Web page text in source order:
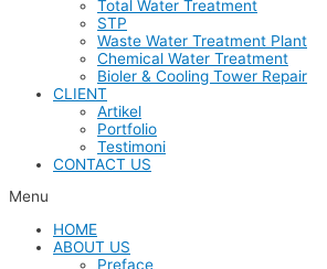
Total Water Treatment
STP
Waste Water Treatment Plant
Chemical Water Treatment
Bioler & Cooling Tower Repair
CLIENT
Artikel
Portfolio
Testimoni
CONTACT US
Menu
HOME
ABOUT US
Preface